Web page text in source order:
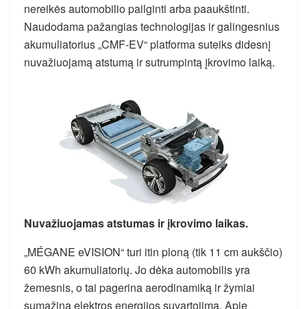
nereikės automobilio pailginti arba paaukštinti.
Naudodama pažangias technologijas ir galingesnius
akumuliatorius „CMF-EV“ platforma suteiks didesnį
nuvažiuojamą atstumą ir sutrumpintą įkrovimo laiką.
Nuvažiuojamas atstumas ir įkrovimo laikas.
„MÉGANE eVISION“ turi itin ploną (tik 11 cm aukščio)
60 kWh akumuliatorių. Jo dėka automobilis yra
žemesnis, o tai pagerina aerodinamiką ir žymiai
sumažina elektros energijos suvartojimą. Apie